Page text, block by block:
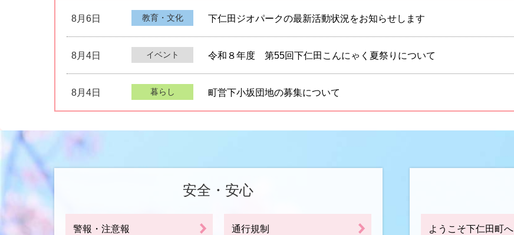
8月6日 教育・文化 下仁田ジオパークの最新活動状況をお知らせします
8月4日 イベント 令和８年度 第55回下仁田こんにゃく夏祭りについて
8月4日 暮らし 町営下小坂団地の募集について
安全・安心
警報・注意報 通行規制 ようこそ下仁田町へ